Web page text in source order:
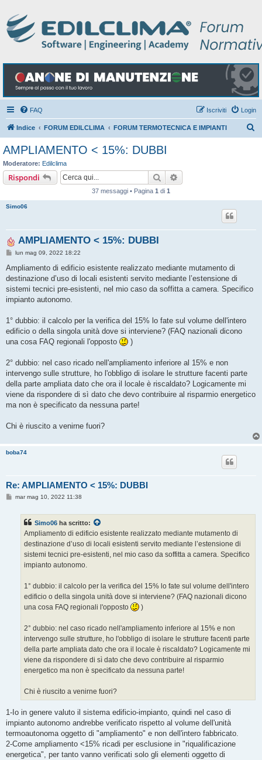
FAQ Login
Iscriviti
Indice FORUM EDILCLIMA FORUM TERMOTECNICA E IMPIANTI
AMPLIAMENTO < 15%: DUBBI
Moderatore: Edilclima
Rispondi Cerca
37 messaggi • Pagina 1 di 1
Simo06
AMPLIAMENTO < 15%: DUBBI
M
s
a
g
i
lun mag 09, 2022 18:22
Ampliamento di edificio esistente realizzato mediante mutamento di
destinazione d’uso di locali esistenti servito mediante l’estensione di
sistemi tecnici pre-esistenti, nel mio caso da soffitta a camera. Specifico
impianto autonomo.
1° dubbio: il calcolo per la verifica del 15% lo fate sul volume dell'intero
edificio o della singola unità dove si interviene? (FAQ nazionali dicono
una cosa FAQ regionali l'opposto
)
2° dubbio: nel caso ricado nell'ampliamento inferiore al 15% e non
intervengo sulle strutture, ho l'obbligo di isolare le strutture facenti parte
della parte ampliata dato che ora il locale è riscaldato? Logicamente mi
viene da rispondere di sì dato che devo contribuire al risparmio energetico
ma non è specificato da nessuna parte!
Chi è riuscito a venirne fuori?
boba74
Re: AMPLIAMENTO < 15%: DUBBI
Mmar mag 10, 2022 11:38
Simo06 ha scritto:
Ampliamento di edificio esistente realizzato mediante mutamento di
destinazione d’uso di locali esistenti servito mediante l’estensione di
sistemi tecnici pre-esistenti, nel mio caso da soffitta a camera. Specifico
impianto autonomo.
1° dubbio: il calcolo per la verifica del 15% lo fate sul volume dell'intero
edificio o della singola unità dove si interviene? (FAQ nazionali dicono
una cosa FAQ regionali l'opposto
)
2° dubbio: nel caso ricado nell'ampliamento inferiore al 15% e non
intervengo sulle strutture, ho l'obbligo di isolare le strutture facenti parte
della parte ampliata dato che ora il locale è riscaldato? Logicamente mi
viene da rispondere di sì dato che devo contribuire al risparmio
energetico ma non è specificato da nessuna parte!
Chi è riuscito a venirne fuori?
1-Io in genere valuto il sistema edificio-impianto, quindi nel caso di
impianto autonomo andrebbe verificato rispetto al volume dell'unità
termoautonoma oggetto di "ampliamento" e non dell'intero fabbricato.
2-Come ampliamento <15% ricadi per esclusione in "riqualificazione
energetica", per tanto vanno verificati solo gli elementi oggetto di